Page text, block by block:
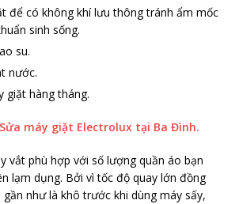
để có không khí lưu thông tránh ẩm mốc
sinh sống.
su.
nước.
giặt hàng tháng.
Sửa máy giặt Electrolux tại Ba Đình.
vắt phù hợp với số lượng quần áo bạn
lạm dụng. Bởi vì tốc độ quay lớn đồng
như là khô trước khi dùng máy sấy,